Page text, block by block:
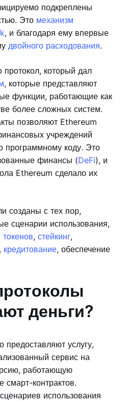
подкреплены
Это механизм
, и благодаря ему впервые
двойного расходования.
протокол, который дал
, которые представляют
функции, работающие как
более сложных систем.
позволяют Ethereum
учреждений
программному коду. Это
финансы (DeFi), и
Ethereum сделало их
созданы с тех пор,
сценарии использования,
, стейкинг,
кредитование, обеспечение
деньги?
предоставляют услугу,
сервис на
работающую
смарт-контрактов.
использования